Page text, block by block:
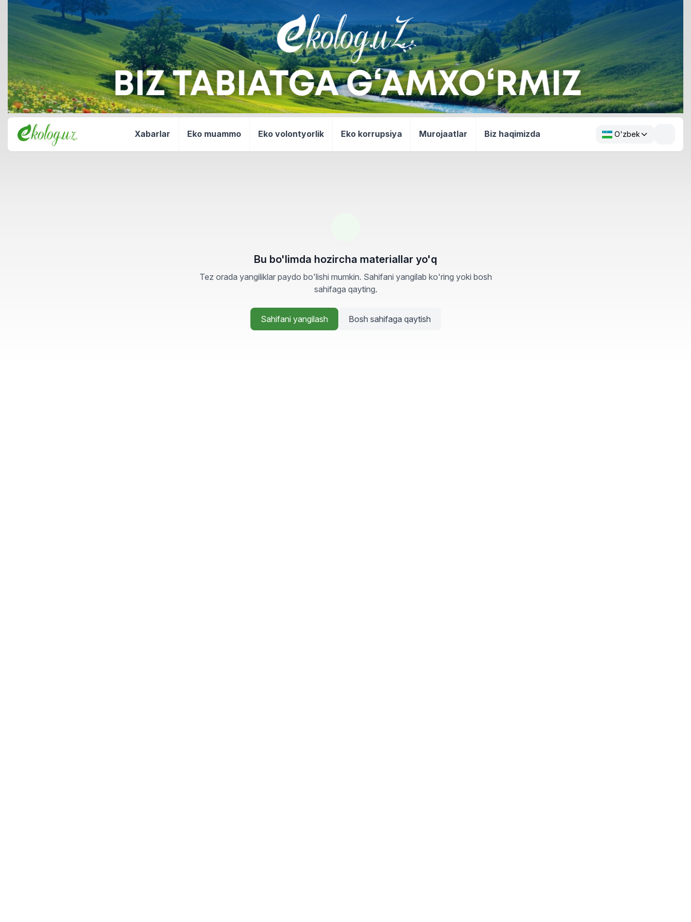
Xabarlar Eko muammo Eko volontyorlik Eko korrupsiya Murojaatlar Biz haqimizda O'zbek
Bu bo'limda hozircha materiallar yo'q
Tez orada yangiliklar paydo bo'lishi mumkin. Sahifani yangilab ko'ring yoki bosh
sahifaga qayting.
Sahifani yangilash Bosh sahifaga qaytish